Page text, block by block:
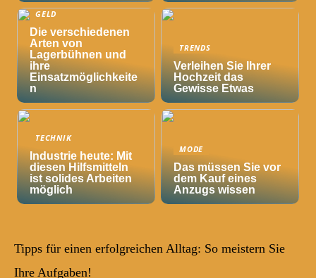
GELD
Die verschiedenen
Arten von
Lagerbühnen und
ihre
Einsatzmöglichkeite
n
TRENDS
Verleihen Sie Ihrer
Hochzeit das
Gewisse Etwas
TECHNIK
Industrie heute: Mit
diesen Hilfsmitteln
ist solides Arbeiten
möglich
MODE
Das müssen Sie vor
dem Kauf eines
Anzugs wissen
Tipps für einen erfolgreichen Alltag: So meistern Sie
Ihre Aufgaben!